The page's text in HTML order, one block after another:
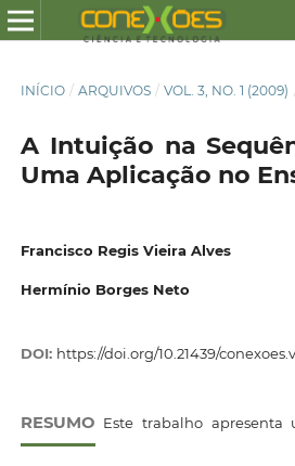
INÍCIO / ARQUIVOS / VOL. 3, NO. 1 (2009)
A Intuição na
Uma Aplicação no
Francisco Regis Vieira Alves
Hermínio Borges Neto
DOI: https://doi.org/10.21439/
RESUMO Este trabalho apresenta